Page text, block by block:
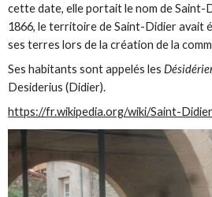
cette date, elle portait le nom de Saint-
1866, le territoire de Saint-Didier avait
ses terres lors de la création de la
Ses habitants sont appelés les
Desiderius (Didier).
https://fr.wikipedia.org/wiki/Saint-